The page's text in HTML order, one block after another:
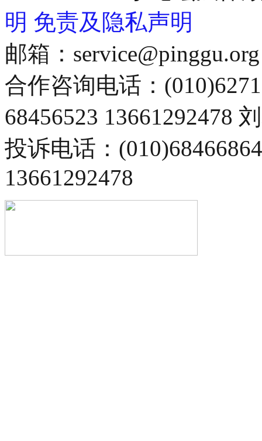
明 免责及隐私声明
邮箱：service@pinggu.org
合作咨询电话：
68456523 13661292478
投诉电话：
13661292478